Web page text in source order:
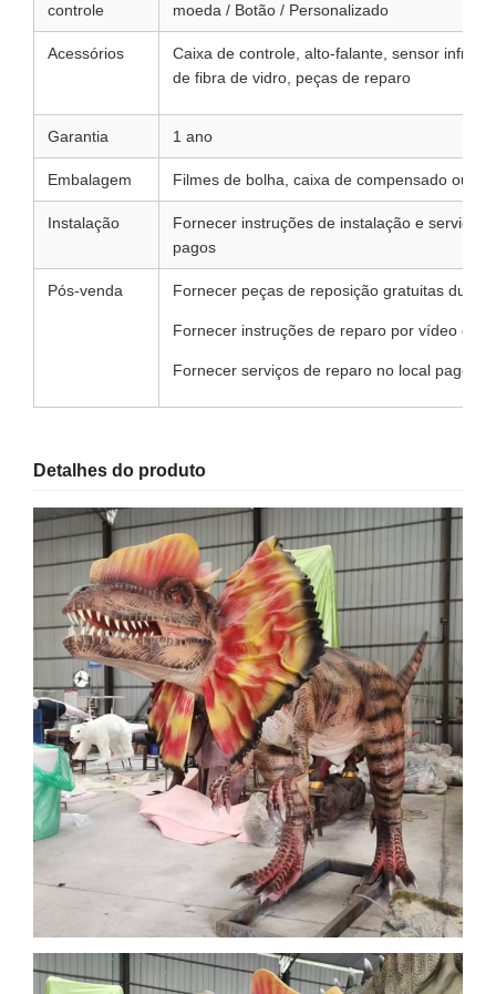
controle
moeda / Botão / Personalizado
Acessórios
Caixa de controle, alto-falante, sensor
de fibra de vidro, peças de reparo
Garantia 1 ano
Embalagem Filmes de bolha, caixa de compensado ou
Instalação
Fornecer instruções de instalação e serviços
pagos
Pós-venda Fornecer peças de reposição gratuitas
Fornecer instruções de reparo por vídeo ou
Fornecer serviços de reparo no local pagos
Detalhes do produto